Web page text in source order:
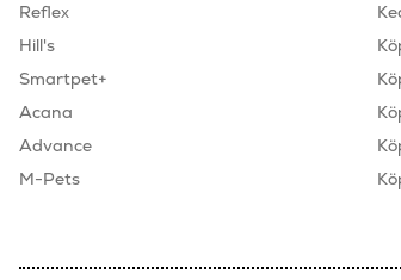
Reflex
Hill's
Smartpet+
Acana
Advance
M-Pets